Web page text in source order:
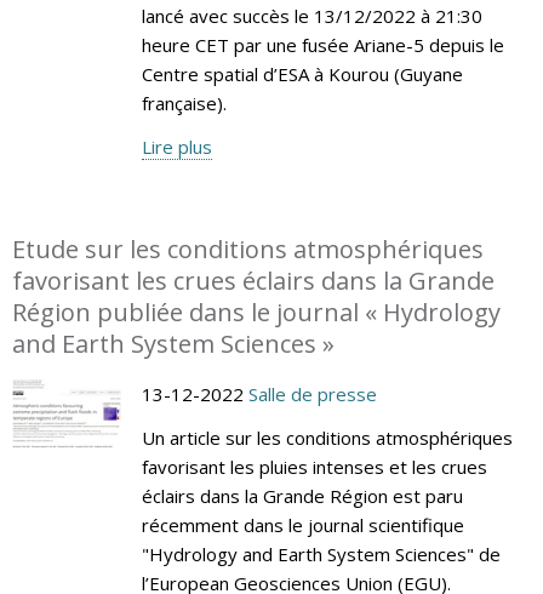
lancé avec succès le 13/12/2022 à 21:30
heure CET par une fusée Ariane-5 depuis le
Centre spatial d’ESA à Kourou (Guyane
française).
Lire plus
Etude sur les conditions atmosphériques
favorisant les crues éclairs dans la Grande
Région publiée dans le journal « Hydrology
and Earth System Sciences »
13-12-2022 Salle de presse
Un article sur les conditions atmosphériques
favorisant les pluies intenses et les crues
éclairs dans la Grande Région est paru
récemment dans le journal scientifique
"Hydrology and Earth System Sciences" de
l’European Geosciences Union (EGU).